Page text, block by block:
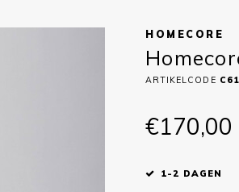
HOMECORE
ARTIKELCODE C61
€170,00
1-2 DAGEN